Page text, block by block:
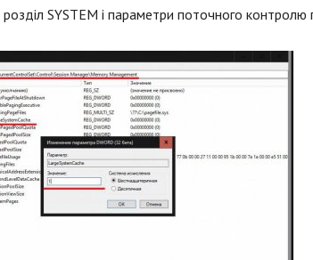
розділ SYSTEM і параметри поточного